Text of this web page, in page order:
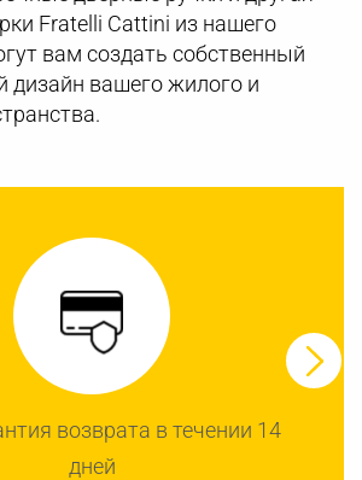
Fratelli Cattini из нашего
вам создать собственный
дизайн вашего жилого и
возврата в течении 14
дней